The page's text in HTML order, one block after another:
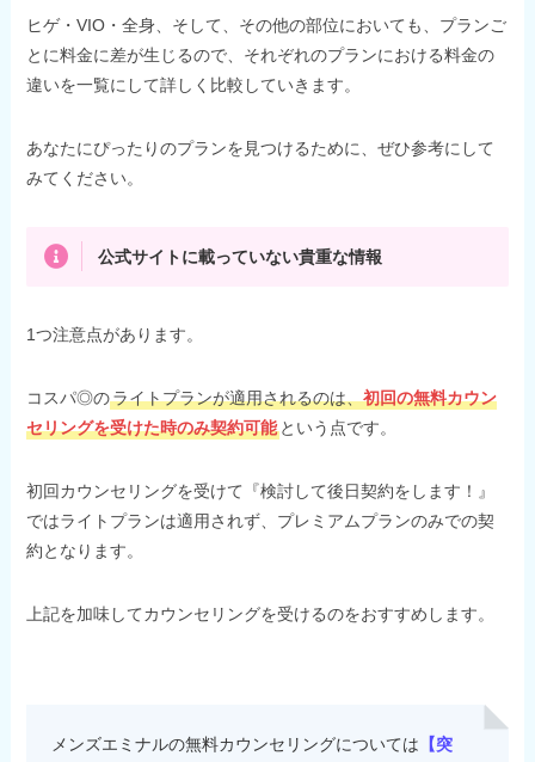
ヒゲ・VIO・全身、そして、その他の部位においても、プランご
とに料金に差が生じるので、それぞれのプランにおける料金の
違いを一覧にして詳しく比較していきます。
あなたにぴったりのプランを見つけるために、ぜひ参考にして
みてください。
公式サイトに載っていない貴重な情報
1つ注意点があります。
コスパ◎のライトプランが適用されるのは、初回の無料カウン
セリングを受けた時のみ契約可能 という点です。
初回カウンセリングを受けて『検討して後日契約をします！』
ではライトプランは適用されず、プレミアムプランのみでの契
約となります。
上記を加味してカウンセリングを受けるのをおすすめします。
メンズエミナルの無料カウンセリングについては 【突